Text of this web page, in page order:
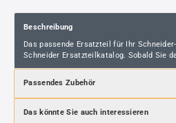
Beschreibung
Das passende Ersatzteil für Ihr
Schneider Ersatzteilkatalog. Sobald Sie
Passendes Zubehör
Das könnte Sie auch interessieren